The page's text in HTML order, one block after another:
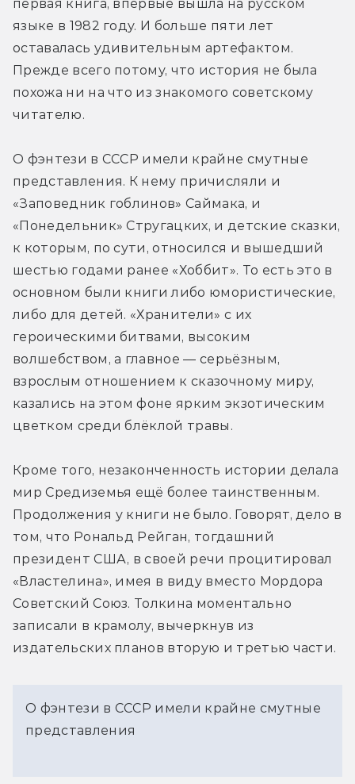
первая книга, впервые вышла на русском
языке в 1982 году. И больше пяти лет
оставалась удивительным артефактом.
Прежде всего потому, что история не была
похожа ни на что из знакомого советскому
читателю.
О фэнтези в СССР имели крайне смутные
представления. К нему причисляли и
«Заповедник гоблинов» Саймака, и
«Понедельник» Стругацких, и детские сказки,
к которым, по сути, относился и вышедший
шестью годами ранее «Хоббит». То есть это в
основном были книги либо юмористические,
либо для детей. «Хранители» с их
героическими битвами, высоким
волшебством, а главное — серьёзным,
взрослым отношением к сказочному миру,
казались на этом фоне ярким экзотическим
цветком среди блёклой травы.
Кроме того, незаконченность истории делала
мир Средиземья ещё более таинственным.
Продолжения у книги не было. Говорят, дело в
том, что Рональд Рейган, тогдашний
президент США, в своей речи процитировал
«Властелина», имея в виду вместо Мордора
Советский Союз. Толкина моментально
записали в крамолу, вычеркнув из
издательских планов вторую и третью части.
О фэнтези в СССР имели крайне смутные
представления